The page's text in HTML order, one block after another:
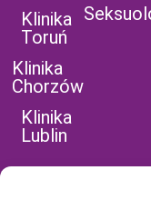
Klinika
Toruń
Klinika
Chorzów
Klinika
Lublin